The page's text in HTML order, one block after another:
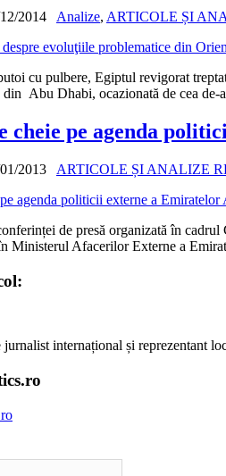
2014 Analize, ARTICOLE ȘI
cu pulbere, Egiptul revigorat
Abu Dhabi, ocazionată de cea
cheie pe agenda
2013 ARTICOLE ȘI ANALIZE
de presă organizată în
Ministerul Afacerilor Externe a
jurnalist internațional și reprezentant